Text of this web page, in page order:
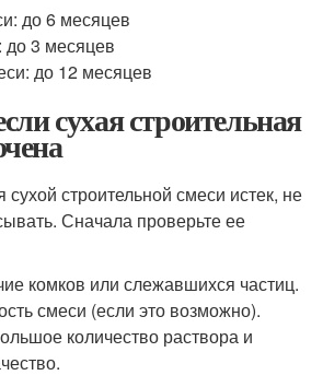
до 6 месяцев
до 3 месяцев
до 12 месяцев
сухая строительная
строительной смеси истек, не
Сначала проверьте ее
комков или слежавшихся частиц.
смеси (если это возможно).
количество раствора и